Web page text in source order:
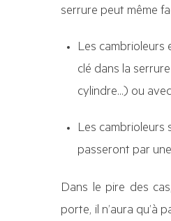
serrure peut même
Les cambrioleurs
clé dans la
cylindre…) ou
Les cambrioleurs
passeront par
Dans le pire des
porte, il n’aura qu’à